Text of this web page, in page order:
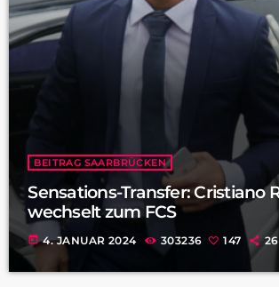
BEITRAG SAARBRÜCKEN
Sensations-Transfer: Cristiano
wechselt zum FCS
today 4. JANUAR 2024 303236 147 26